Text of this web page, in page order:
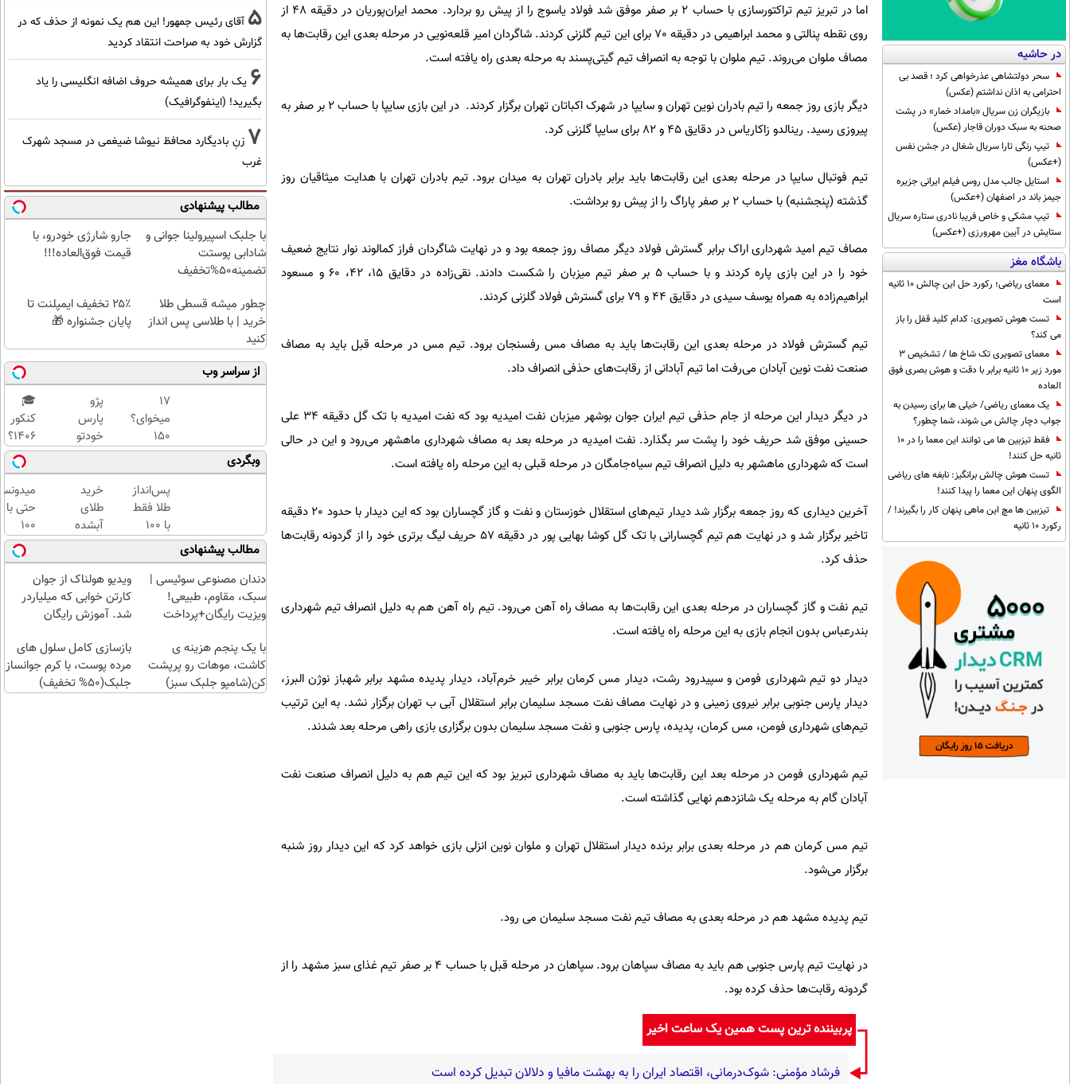
در حاشیه
سحر دولتشاهی عذرخواهی کرد ؛ قصد بی
احترامی به اذان نداشتم (عکس)
بازیگران زن سریال «بامداد خمار» در پشت
صحنه به سبک دوران قاجار (عکس)
تیپ رنگی تارا سریال شغال در جشن نفس
(+عکس)
استایل جالب مدل روس فیلم ایرانی جزیره
جیمز باند در اصفهان (+عکس)
تیپ مشکی و خاص فریبا نادری ستاره سریال
ستایش در آیین مهرورزی (+عکس)
باشگاه مغز
معمای ریاضی؛ رکورد حل این چالش 10 ثانیه
است
تست هوش تصویری: کدام کلید قفل را باز
می کند؟
معمای تصویری تک شاخ ها / تشخیص 3
مورد زیر 10 ثانیه برابر با دقت و هوش بصری فوق
العاده
یک معمای ریاضی/ خیلی ها برای رسیدن به
جواب دچار چالش می شوند، شما چطور؟
فقط تیزبین ها می توانند این معما را در 10
ثانیه حل کنند!
تست هوش چالش برانگیز: نابغه های ریاضی
الگوی پنهان این معما را پیدا کنند!
تیزبین ها مچ این ماهی پنهان کار را بگیرند! /
رکورد 10 ثانیه
اما در تبریز تیم تراکتورسازی با حساب 2 بر صفر موفق شد فولاد یاسوج را از پیش رو بردارد. محمد ایران‌پوریان در دقیقه 48 از
روی نقطه پنالتی و محمد ابراهیمی در دقیقه 70 برای این تیم گلزنی کردند. شاگردان امیر قلعه‌نویی در مرحله بعدی این رقابت‌ها به
مصاف ملوان می‌روند. تیم ملوان با توجه به انصراف تیم گیتی‌پسند به مرحله بعدی راه یافته است.
دیگر بازی روز جمعه را تیم بادران نوین تهران و سایپا در شهرک اکباتان تهران برگزار کردند. در این بازی سایپا با حساب 2 بر صفر به
پیروزی رسید. رینالدو زاکاریاس در دقایق 45 و 82 برای سایپا گلزنی کرد.
تیم فوتبال سایپا در مرحله بعدی این رقابت‌ها باید برابر بادران تهران به میدان برود. تیم بادران تهران با هدایت میثاقیان روز
گذشته (پنجشنبه) با حساب 2 بر صفر پاراگ را از پیش رو برداشت.
مصاف تیم امید شهرداری اراک برابر گسترش فولاد دیگر مصاف روز جمعه بود و در نهایت شاگردان فراز کمالوند نوار نتایج ضعیف
خود را در این بازی پاره کردند و با حساب 5 بر صفر تیم میزبان را شکست دادند. نقی‌زاده در دقایق 15، 42، 60 و مسعود
ابراهیم‌زاده به همراه یوسف سیدی در دقایق 44 و 79 برای گسترش فولاد گلزنی کردند.
تیم گسترش فولاد در مرحله بعدی این رقابت‌ها باید به مصاف مس رفسنجان برود. تیم مس در مرحله قبل باید به مصاف
صنعت نفت نوین آبادان می‌رفت اما تیم آبادانی از رقابت‌های حذفی انصراف داد.
در دیگر دیدار این مرحله از جام حذفی تیم ایران جوان بوشهر میزبان نفت امیدیه بود که نفت امیدیه با تک گل دقیقه 34 علی
حسینی موفق شد حریف خود را پشت سر بگذارد. نفت امیدیه در مرحله بعد به مصاف شهرداری ماهشهر می‌رود و این در حالی
است که شهرداری ماهشهر به دلیل انصراف تیم سیاه‌جامگان در مرحله قبلی به این مرحله راه یافته است.
آخرین دیداری که روز جمعه برگزار شد دیدار تیم‌های استقلال خوزستان و نفت و گاز گچساران بود که این دیدار با حدود 20 دقیقه
تاخیر برگزار شد و در نهایت هم تیم گچسارانی با تک گل کوشا بهایی پور در دقیقه 57 حریف لیگ برتری خود را از گردونه رقابت‌ها
حذف کرد.
تیم نفت و گاز گچساران در مرحله بعدی این رقابت‌ها به مصاف راه آهن می‌رود. تیم راه آهن هم به دلیل انصراف تیم شهرداری
بندرعباس بدون انجام بازی به این مرحله راه یافته است.
دیدار دو تیم شهرداری فومن و سپیدرود رشت، دیدار مس کرمان برابر خیبر خرم‌آباد، دیدار پدیده مشهد برابر شهباز نوژن البرز،
دیدار پارس جنوبی برابر نیروی زمینی و در نهایت مصاف نفت مسجد سلیمان برابر استقلال آبی ب تهران برگزار نشد. به این ترتیب
تیم‌های شهرداری فومن، مس کرمان، پدیده، پارس جنوبی و نفت مسجد سلیمان بدون برگزاری بازی راهی مرحله بعد شدند.
تیم شهرداری فومن در مرحله بعد این رقابت‌ها باید به مصاف شهرداری تبریز بود که این تیم هم به دلیل انصراف صنعت نفت
آبادان گام به مرحله یک شانزدهم نهایی گذاشته است.
تیم مس کرمان هم در مرحله بعدی برابر برنده دیدار استقلال تهران و ملوان نوین انزلی بازی خواهد کرد که این دیدار روز شنبه
برگزار می‌شود.
تیم پدیده مشهد هم در مرحله بعدی به مصاف تیم نفت مسجد سلیمان می رود.
در نهایت تیم پارس جنوبی هم باید به مصاف سپاهان برود. سپاهان در مرحله قبل با حساب 4 بر صفر تیم غذای سبز مشهد را از
گردونه رقابت‌ها حذف کرده بود.
پربیننده ترین پست همین یک ساعت اخیر
فرشاد مؤمنی: شوک‌درمانی، اقتصاد ایران را به بهشت مافیا و دلالان تبدیل کرده است
5 آقای رئیس جمهور! این هم یک نمونه از حذف که در
گزارش خود به صراحت انتقاد کردید
6 یک بار برای همیشه حروف اضافه انگلیسی را یاد
بگیرید! (اینفوگرافیک)
7 زنِ بادیگارد محافظ نیوشا ضیغمی در مسجد شهرک
غرب
مطالب پیشنهادی
با جلبک اسپیرولینا جوانی و
شادابی پوستت
تضمینه50%تخفیف
جارو شارژی خودرو، با
قیمت فوق‌العاده!!!
چطور میشه قسطی طلا
خرید | با طلاسی پس انداز
کنید
۲۵٪ تخفیف ایمپلنت تا
پایان جشنواره 🎁
از سراسر وب
17
میخوای؟
150
میلیون
وام
فوری
تکنوپی
بگیر،
نارنجیشو
بخر😍
پژو
پارس
خودتو
گذاشتی
برای
فروش؟
اینجا به
راحتی
بفروش
🎓
کنکور
۱۴۰6؟
ماز
و تو یک
هفتع
جمع
میکنه
🏆
وبگردی
پس‌انداز
طلا فقط
با ۱۰۰
هزارتومان
(امن و
راحت)
خرید
طلای
آبشده
حتی با
۱۰۰هزارتومان
حتی با
۱۰۰
هم
میتونی
طلا
مطالب پیشنهادی
دندان مصنوعی سوئیسی |
سبک، مقاوم، طبیعی!
ویزیت رایگان+پرداخت
ویدیو هولناک از جوان
کارتن خوابی که میلیاردر
شد. آموزش رایگان
با یک پنجم هزینه ی
کاشت، موهات رو پرپشت
کن(شامپو جلبک سبز)
بازسازی کامل سلول های
مرده پوست، با کرم جوانساز
جلبک(50% تخفیف)